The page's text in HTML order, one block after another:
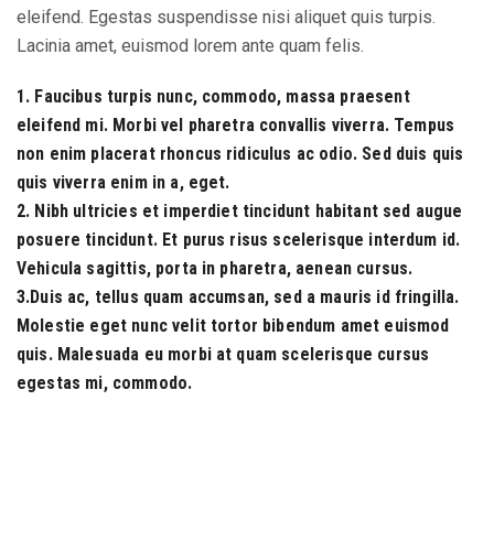
eleifend. Egestas suspendisse nisi aliquet quis turpis.
Lacinia amet, euismod lorem ante quam felis.
1. Faucibus turpis nunc, commodo, massa praesent
eleifend mi. Morbi vel pharetra convallis viverra. Tempus
non enim placerat rhoncus ridiculus ac odio. Sed duis quis
quis viverra enim in a, eget.
2. Nibh ultricies et imperdiet tincidunt habitant sed augue
posuere tincidunt. Et purus risus scelerisque interdum id.
Vehicula sagittis, porta in pharetra, aenean cursus.
3.Duis ac, tellus quam accumsan, sed a mauris id fringilla.
Molestie eget nunc velit tortor bibendum amet euismod
quis. Malesuada eu morbi at quam scelerisque cursus
egestas mi, commodo.